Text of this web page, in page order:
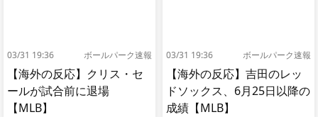
03/31 19:36 ボールパーク速報
【海外の反応】クリス・セ
ールが試合前に退場
【MLB】
03/31 19:36 ボールパーク速報
【海外の反応】吉田のレッ
ドソックス、6月25日以降の
成績【MLB】